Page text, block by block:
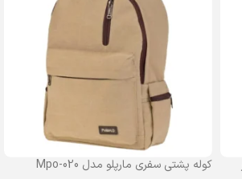
کوله پشتی سفری مارپلو مدل Mpo-020